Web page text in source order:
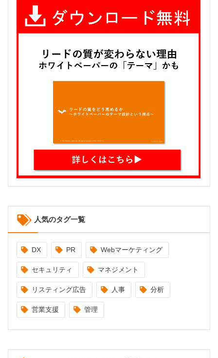
人気のタグ一覧
DX PR Webマーケティング
セキュリティ マネジメント
リスティング広告 人事 分析
営業支援 管理